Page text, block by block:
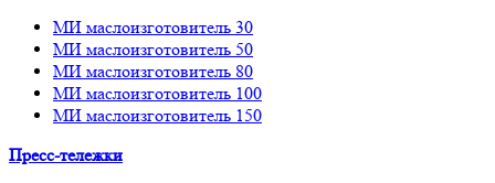
МИ маслоизготовитель 30
МИ маслоизготовитель 50
МИ маслоизготовитель 80
МИ маслоизготовитель 100
МИ маслоизготовитель 150
Пресс-тележки